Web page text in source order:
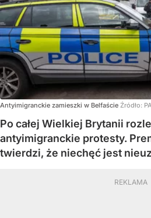
Antyimigranckie zamieszki w Belfaście Źródło:
Po całej Wielkiej Brytanii
antyimigranckie protesty.
twierdzi, że niechęć jest